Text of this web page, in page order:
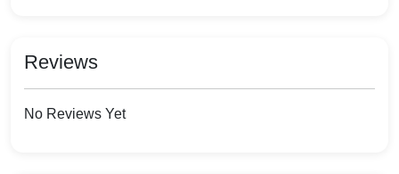
Reviews
No Reviews Yet